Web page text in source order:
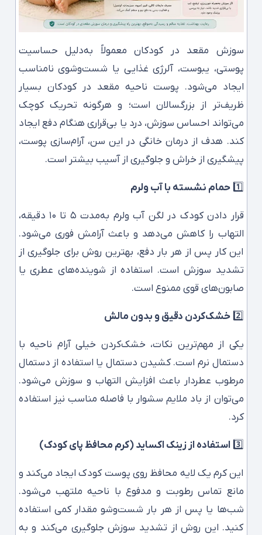
سوزش مقعد در کودکان معمولاً به‌دلیل حساسیت
پوستی، یبوست، آلرژی غذایی یا شست‌وشوی نامناسب
ایجاد می‌شود. پوست ناحیه مقعد در کودکان بسیار
ظریف‌تر از بزرگسالان است؛ و هرگونه تحریک کوچک
می‌تواند احساس سوزش، درد یا بی‌قراری هنگام دفع ایجاد
کند. هدف از درمان خانگی در این سن، آرام‌سازی پوست،
پیشگیری از خراش و جلوگیری از آسیب بیشتر است.
1️⃣ حمام نشسته با آب ولرم
قرار دادن کودک در لگن آب ولرم به‌مدت ۵ تا ۱۰ دقیقه،
التهاب را کاهش می‌دهد و باعث آرامش فوری می‌شود.
این کار پس از هر بار دفع، بهترین روش برای جلوگیری از
تشدید سوزش است. استفاده از شوینده‌های عطری یا
صابون‌های قوی ممنوع است.
2️⃣ خشک‌کردن دقیق و بدون مالش
یکی از مهم‌ترین نکات، خشک‌کردن خیلی آرام ناحیه با
دستمال نرم است. کشیدن دستمال یا استفاده از دستمال
مرطوب عطردار باعث افزایش التهاب و سوزش می‌شود.
می‌توان از باد ملایم سشوار با فاصله مناسب نیز استفاده
کرد.
3️⃣ استفاده از زینک اکساید (کرم محافظ پای کودک)
این کرم یک لایه محافظ روی پوست کودک ایجاد می‌کند و
مانع تماس رطوبت و مدفوع با ناحیه ملتهب می‌شود.
شب‌ها یا پس از هر بار شست‌وشو مقدار کمی استفاده
کنید. این روش از تشدید سوزش جلوگیری می‌کند و به